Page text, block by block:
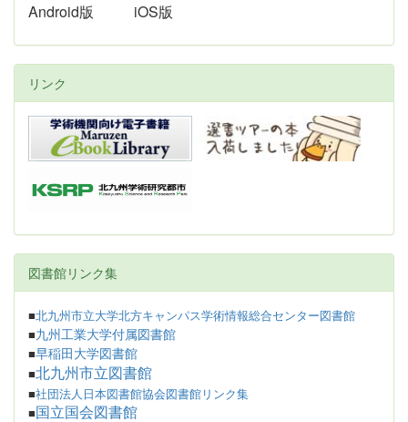
Android版 iOS版
リンク
図書館リンク集
■北九州市立大学北方キャンパス学術情報総合センター図書館
■九州工業大学付属図書館
■早稲田大学図書館
■北九州市立図書館
■社団法人日本図書館協会図書館リンク集
■ 国立国会図書館